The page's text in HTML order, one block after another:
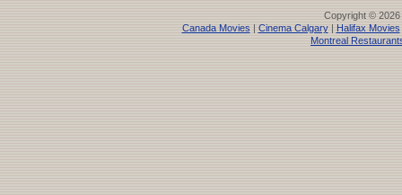
Copyright © 2026
Canada Movies| Cinema Calgary| Halifax Movies
Montreal